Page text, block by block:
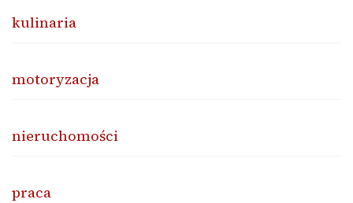
kulinaria
motoryzacja
nieruchomości
praca